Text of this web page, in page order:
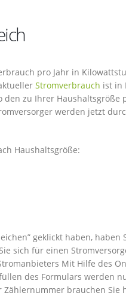
pro Jahr in
Stromverbrauch ist in
den zu Ihrer Haushaltsgröße
werden jetzt
Haushaltsgröße:
geklickt haben, haben
sich für einen
Mit Hilfe des
des Formulars werden
brauchen Sie